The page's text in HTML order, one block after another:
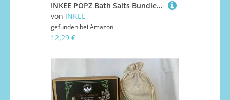
INKEE POPZ Bath Salts Bundle 6 Pack Bunte Badezusatz Kinder Badesalz 3 Farben für Baby Badewanne Schaumbad Badespaß 38413, Mehrfarbig
von INKEE
gefunden bei Amazon
12,29 €